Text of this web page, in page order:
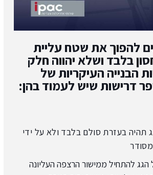
להפוך את שטח עליית
בלבד ושלא יהווה חלק
הבנייה העיקריות של
דרישות שיש לעמוד בהן:
תהיה בעזרת סולם בלבד ולא על ידי
להתחיל ממישור הרצפה העליונה